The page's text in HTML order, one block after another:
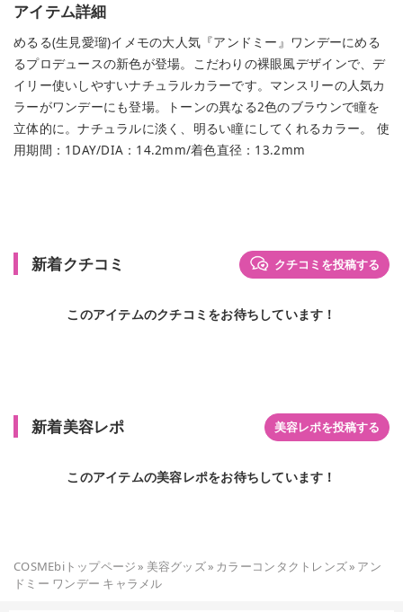
アイテム詳細
めるる(生見愛瑠)イメモの大人気『アンドミー』ワンデーにめる
るプロデュースの新色が登場。こだわりの裸眼風デザインで、デ
イリー使いしやすいナチュラルカラーです。マンスリーの人気カ
ラーがワンデーにも登場。トーンの異なる2色のブラウンで瞳を
立体的に。ナチュラルに淡く、明るい瞳にしてくれるカラー。 使
用期間：1DAY/DIA：14.2mm/着色直径：13.2mm
新着クチコミ クチコミを投稿する
このアイテムのクチコミをお待ちしています！
新着美容レポ 美容レポを投稿する
このアイテムの美容レポをお待ちしています！
COSMEbiトップページ» 美容グッズ» カラーコンタクトレンズ» アン
ドミー ワンデー キャラメル